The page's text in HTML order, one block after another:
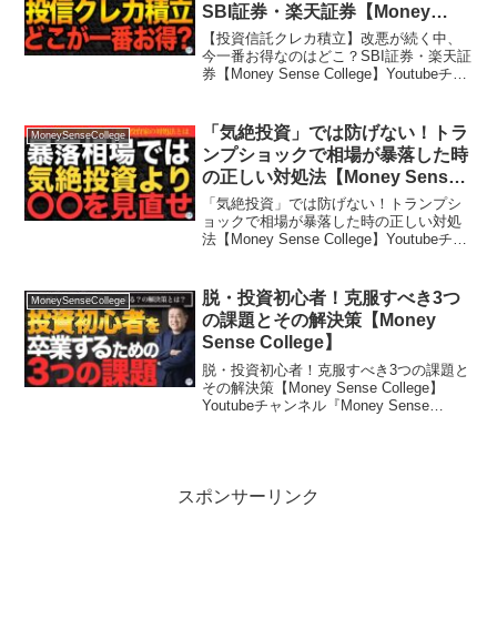
SBI証券・楽天証券【Money
Sense College】
【投資信託クレカ積立】改悪が続く中、
今一番お得なのはどこ？SBI証券・楽天証
券【Money Sense College】Youtubeチャ
のご案内や特...
MoneySenseCollege
「気絶投資」では防げない！トラ
ンプショックで相場が暴落した時
の正しい対処法【Money Sense
College】
「気絶投資」では防げない！トランプシ
ョックで相場が暴落した時の正しい対処
法【Money Sense College】Youtubeチャ
のご案内や特別動...
MoneySenseCollege
脱・投資初心者！克服すべき3つ
の課題とその解決策【Money
Sense College】
脱・投資初心者！克服すべき3つの課題と
その解決策【Money Sense College】
Youtubeチャンネル『Money Sense
スポンサーリンク